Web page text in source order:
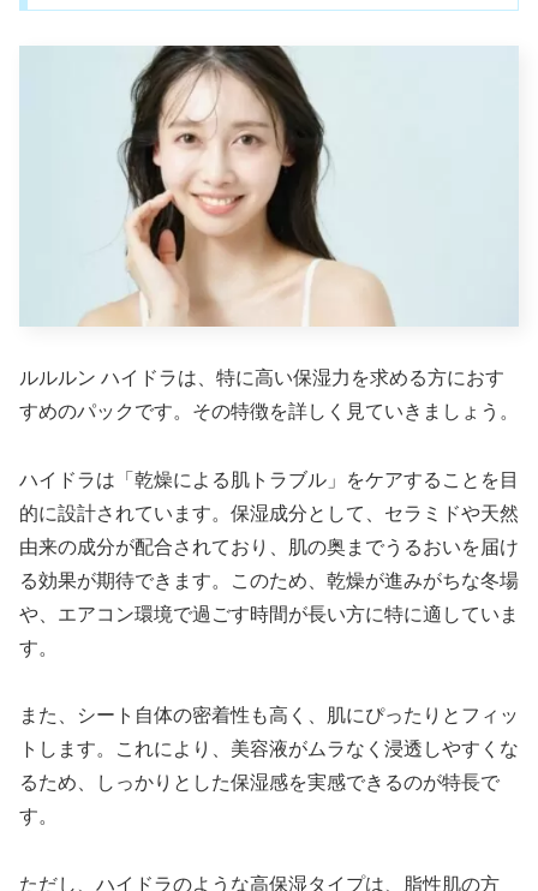
ルルルン ハイドラは、特に高い保湿力を求める方におす
すめのパックです。その特徴を詳しく見ていきましょう。
ハイドラは「乾燥による肌トラブル」をケアすることを目
的に設計されています。保湿成分として、セラミドや天然
由来の成分が配合されており、肌の奥までうるおいを届け
る効果が期待できます。このため、乾燥が進みがちな冬場
や、エアコン環境で過ごす時間が長い方に特に適していま
す。
また、シート自体の密着性も高く、肌にぴったりとフィッ
トします。これにより、美容液がムラなく浸透しやすくな
るため、しっかりとした保湿感を実感できるのが特長で
す。
ただし、ハイドラのような高保湿タイプは、脂性肌の方